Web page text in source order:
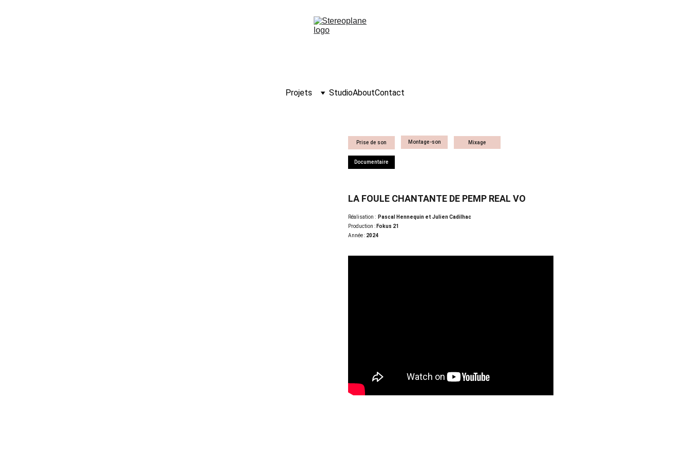
Projets StudioAboutContact
LA FOULE CHANTANTE DE PEMP REAL VO
Réalisation : Pascal Hennequin et Julien Cadilhac
Production : Fokus 21
Année : 2024
Documentaire
Montage-son Mixage
Prise de son